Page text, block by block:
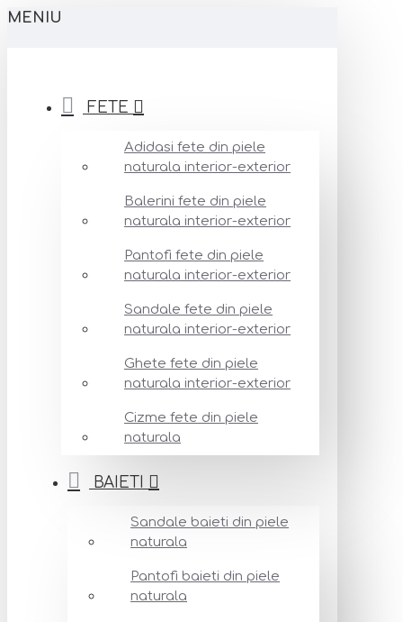
MENIU
FETE
Adidasi fete din piele
naturala interior-exterior
Balerini fete din piele
naturala interior-exterior
Pantofi fete din piele
naturala interior-exterior
Sandale fete din piele
naturala interior-exterior
Ghete fete din piele
naturala interior-exterior
Cizme fete din piele
naturala
BAIETI
Sandale baieti din piele
naturala
Pantofi baieti din piele
naturala